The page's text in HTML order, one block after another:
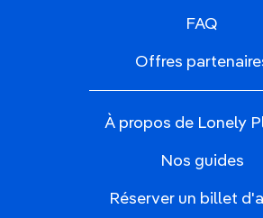
FAQ
Offres
À propos de Lonely
Nos guides
Réserver un billet